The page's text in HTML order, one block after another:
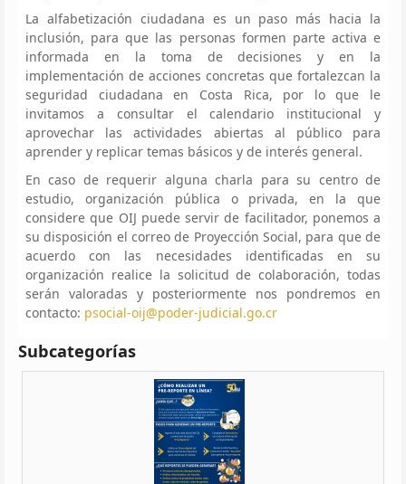
La alfabetización ciudadana es un paso más hacia la
inclusión, para que las personas formen parte activa e
informada en la toma de decisiones y en la
implementación de acciones concretas que fortalezcan la
seguridad ciudadana en Costa Rica, por lo que le
invitamos a consultar el calendario institucional y
aprovechar las actividades abiertas al público para
aprender y replicar temas básicos y de interés general.
En caso de requerir alguna charla para su centro de
estudio, organización pública o privada, en la que
considere que OIJ puede servir de facilitador, ponemos a
su disposición el correo de Proyección Social, para que de
acuerdo con las necesidades identificadas en su
organización realice la solicitud de colaboración, todas
serán valoradas y posteriormente nos pondremos en
contacto: psocial-oij@poder-judicial.go.cr
Subcategorías